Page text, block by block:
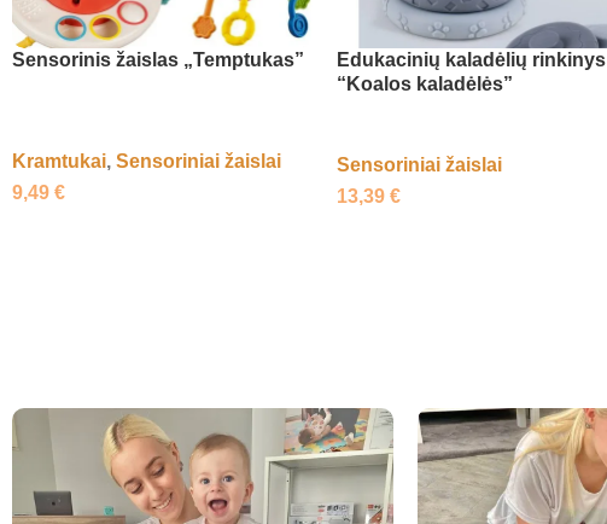
Sensorinis žaislas „Temptukas”
Kramtukai, Sensoriniai žaislai
9,49 €
Edukacinių kaladėlių rinkinys
“Koalos kaladėlės”
Sensoriniai žaislai
13,39 €